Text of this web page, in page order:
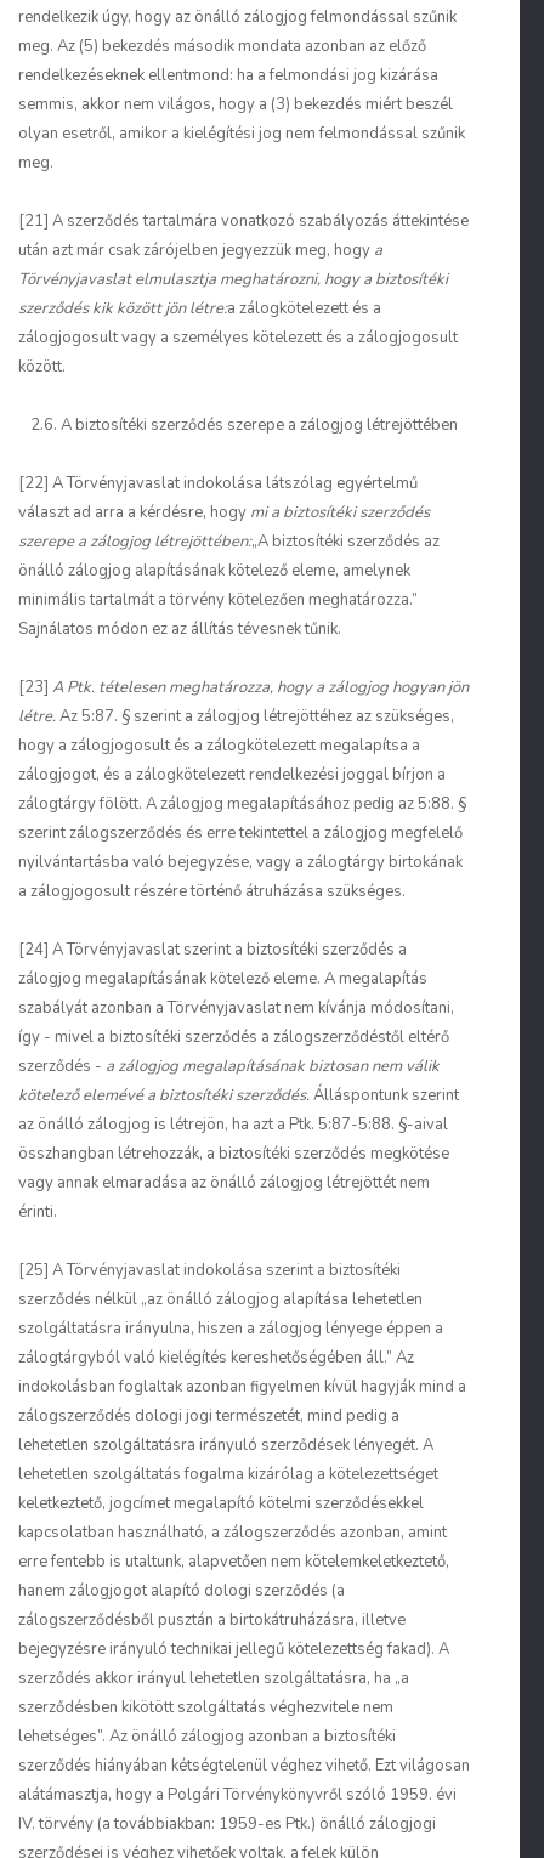
rendelkezik úgy, hogy az önálló zálogjog felmondással szűnik
meg. Az (5) bekezdés második mondata azonban az előző
rendelkezéseknek ellentmond: ha a felmondási jog kizárása
semmis, akkor nem világos, hogy a (3) bekezdés miért beszél
olyan esetről, amikor a kielégítési jog nem felmondással szűnik
meg.
[21] A szerződés tartalmára vonatkozó szabályozás áttekintése
után azt már csak zárójelben jegyezzük meg, hogy a
Törvényjavaslat elmulasztja meghatározni, hogy a biztosítéki
szerződés kik között jön létre:a zálogkötelezett és a
zálogjogosult vagy a személyes kötelezett és a zálogjogosult
között.
2.6. A biztosítéki szerződés szerepe a zálogjog létrejöttében
[22] A Törvényjavaslat indokolása látszólag egyértelmű
választ ad arra a kérdésre, hogy mi a biztosítéki szerződés
szerepe a zálogjog létrejöttében:„A biztosítéki szerződés az
önálló zálogjog alapításának kötelező eleme, amelynek
minimális tartalmát a törvény kötelezően meghatározza.”
Sajnálatos módon ez az állítás tévesnek tűnik.
[23] A Ptk. tételesen meghatározza, hogy a zálogjog hogyan jön
létre.Az 5:87. § szerint a zálogjog létrejöttéhez az szükséges,
hogy a zálogjogosult és a zálogkötelezett megalapítsa a
zálogjogot, és a zálogkötelezett rendelkezési joggal bírjon a
zálogtárgy fölött. A zálogjog megalapításához pedig az 5:88. §
szerint zálogszerződés és erre tekintettel a zálogjog megfelelő
nyilvántartásba való bejegyzése, vagy a zálogtárgy birtokának
a zálogjogosult részére történő átruházása szükséges.
[24] A Törvényjavaslat szerint a biztosítéki szerződés a
zálogjog megalapításának kötelező eleme. A megalapítás
szabályát azonban a Törvényjavaslat nem kívánja módosítani,
így - mivel a biztosítéki szerződés a zálogszerződéstől eltérő
szerződés - a zálogjog megalapításának biztosan nem válik
kötelező elemévé a biztosítéki szerződés.Álláspontunk szerint
az önálló zálogjog is létrejön, ha azt a Ptk. 5:87-5:88. §-aival
összhangban létrehozzák, a biztosítéki szerződés megkötése
vagy annak elmaradása az önálló zálogjog létrejöttét nem
érinti.
[25] A Törvényjavaslat indokolása szerint a biztosítéki
szerződés nélkül „az önálló zálogjog alapítása lehetetlen
szolgáltatásra irányulna, hiszen a zálogjog lényege éppen a
zálogtárgyból való kielégítés kereshetőségében áll.” Az
indokolásban foglaltak azonban figyelmen kívül hagyják mind a
zálogszerződés dologi jogi természetét, mind pedig a
lehetetlen szolgáltatásra irányuló szerződések lényegét. A
lehetetlen szolgáltatás fogalma kizárólag a kötelezettséget
keletkeztető, jogcímet megalapító kötelmi szerződésekkel
kapcsolatban használható, a zálogszerződés azonban, amint
erre fentebb is utaltunk, alapvetően nem kötelemkeletkeztető,
hanem zálogjogot alapító dologi szerződés (a
zálogszerződésből pusztán a birtokátruházásra, illetve
bejegyzésre irányuló technikai jellegű kötelezettség fakad). A
szerződés akkor irányul lehetetlen szolgáltatásra, ha „a
szerződésben kikötött szolgáltatás véghezvitele nem
lehetséges”. Az önálló zálogjog azonban a biztosítéki
szerződés hiányában kétségtelenül véghez vihető. Ezt világosan
alátámasztja, hogy a Polgári Törvénykönyvről szóló 1959. évi
IV. törvény (a továbbiakban: 1959-es Ptk.) önálló zálogjogi
szerződései is véghez vihetőek voltak, a felek külön